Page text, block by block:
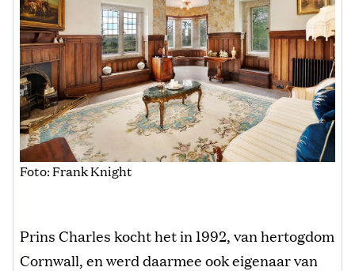
Foto: Frank Knight
Prins Charles kocht het in 1992, van hertogdom
Cornwall, en werd daarmee ook eigenaar van